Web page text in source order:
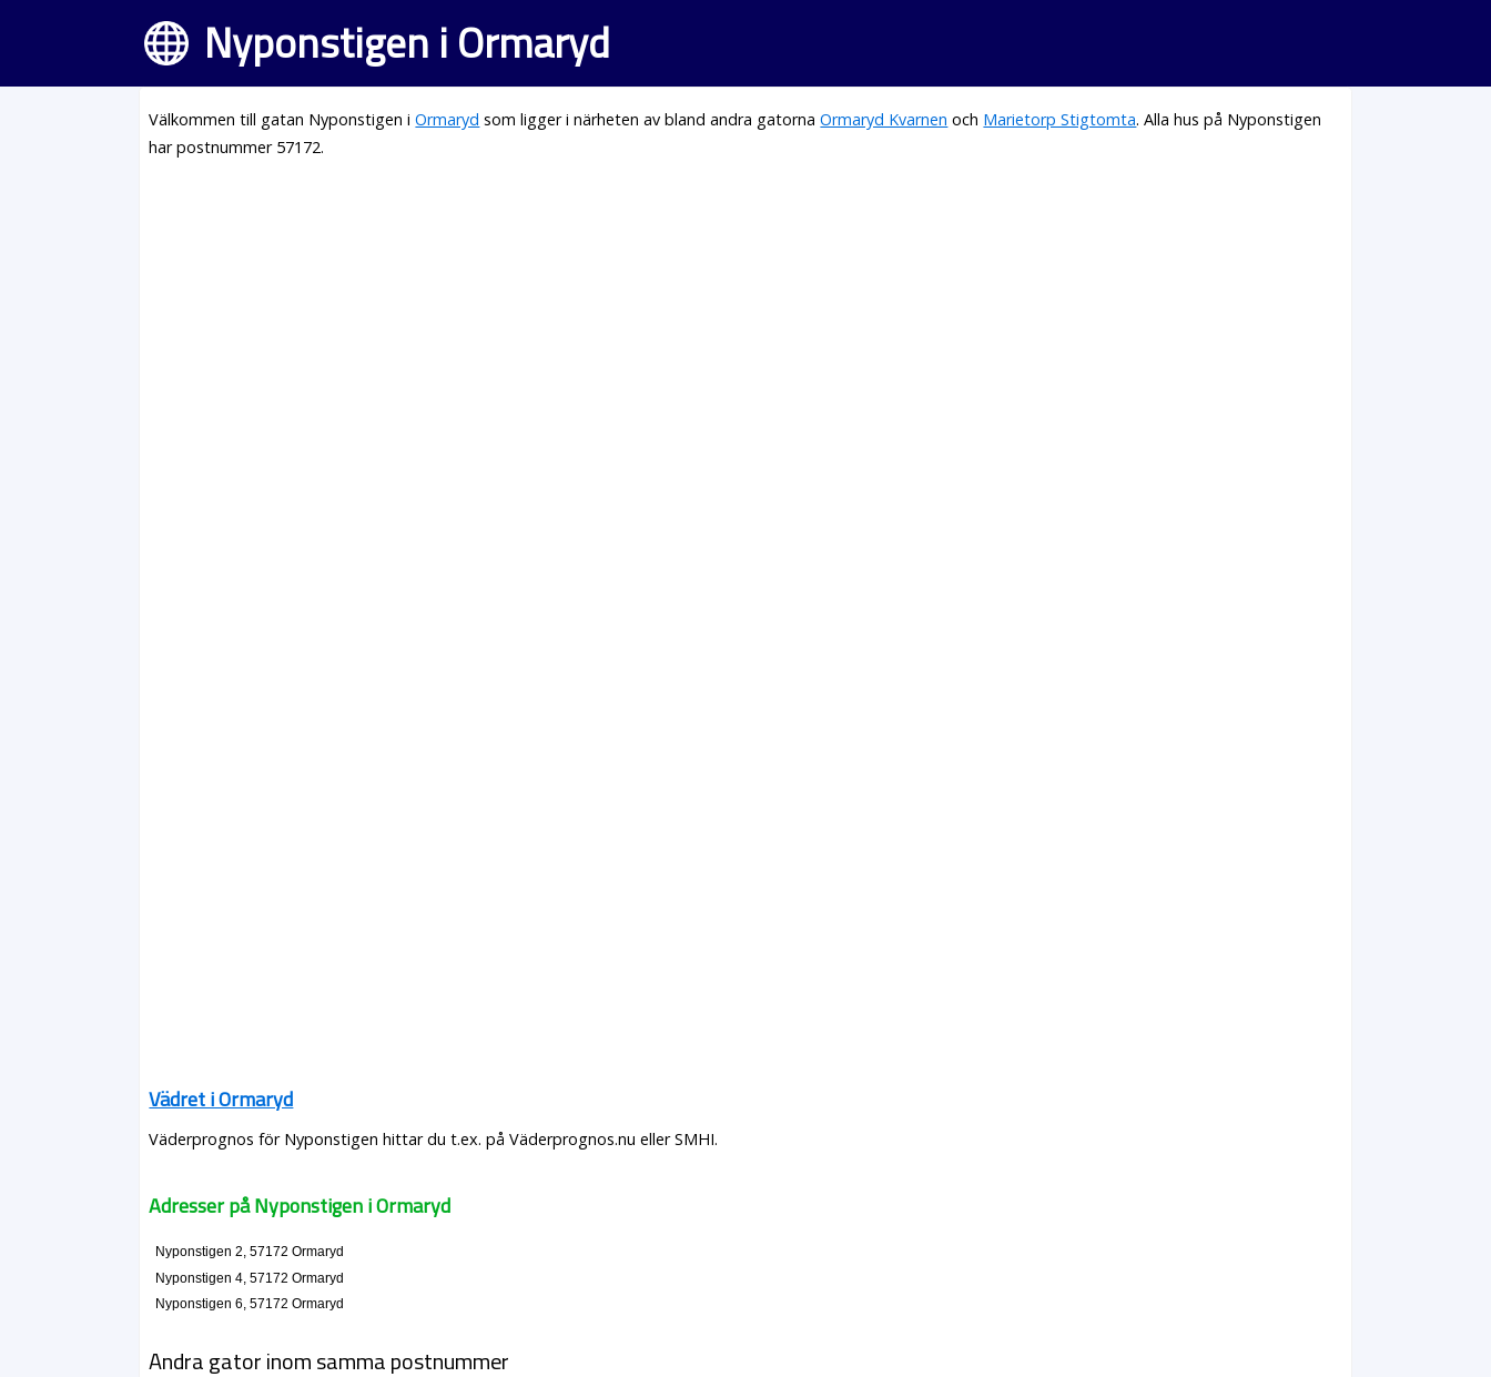
Nyponstigen i Ormaryd
Välkommen till gatan Nyponstigen iOrmaryd som ligger i närheten av bland andra gatornaOrmaryd Kvarnen och Marietorp Stigtomta. Alla hus på Nyponstigen
har postnummer 57172.
Vädret i Ormaryd
Väderprognos för Nyponstigen hittar du t.ex. på Väderprognos.nu eller SMHI.
Adresser på Nyponstigen i Ormaryd
Nyponstigen 2, 57172 Ormaryd
Nyponstigen 4, 57172 Ormaryd
Nyponstigen 6, 57172 Ormaryd
Andra gator inom samma postnummer